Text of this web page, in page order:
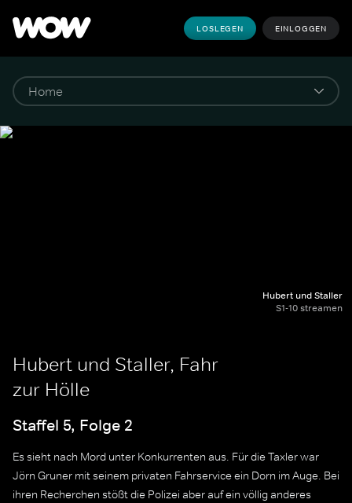
LOSLEGEN EINLOGGEN
Hubert und Staller
S1-10 streamen
Hubert und Staller, Fahr
zur Hölle
Staffel 5, Folge 2
Es sieht nach Mord unter Konkurrenten aus. Für die Taxler war
Jörn Gruner mit seinem privaten Fahrservice ein Dorn im Auge. Bei
ihren Recherchen stößt die Polizei aber auf ein völlig anderes